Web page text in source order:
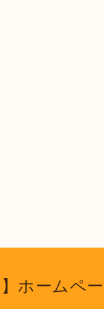
ホームペ